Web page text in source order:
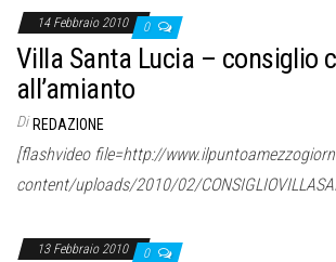
14 Febbraio 2010 0
Villa Santa Lucia – consiglio
all’amianto
Di REDAZIONE
[flashvideo file=http://
content/uploads/2010/02/
13 Febbraio 2010 0